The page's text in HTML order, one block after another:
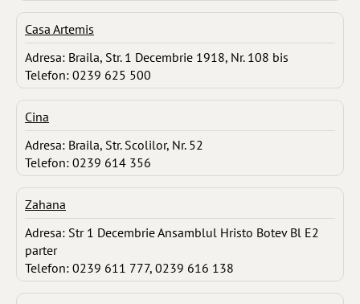
Casa Artemis
Adresa: Braila, Str. 1 Decembrie 1918, Nr. 108 bis
Telefon: 0239 625 500
Cina
Adresa: Braila, Str. Scolilor, Nr. 52
Telefon: 0239 614 356
Zahana
Adresa: Str 1 Decembrie Ansamblul Hristo Botev Bl E2
parter
Telefon: 0239 611 777, 0239 616 138